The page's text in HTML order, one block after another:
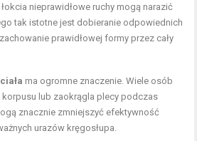
nieprawidłowe ruchy mogą narazić
tak istotne jest dobieranie odpowiednich
prawidłowej formy przez cały
ma ogromne znaczenie. Wiele osób
lub zaokrągla plecy podczas
znacznie zmniejszyć efektywność
urazów kręgosłupa.